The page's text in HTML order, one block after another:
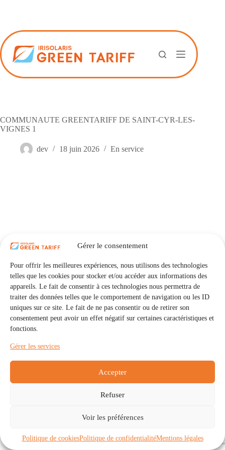
Gérer le consentement
Pour offrir les meilleures expériences, nous utilisons des technologies
telles que les cookies pour stocker et/ou accéder aux informations des
appareils. Le fait de consentir à ces technologies nous permettra de
traiter des données telles que le comportement de navigation ou les ID
uniques sur ce site. Le fait de ne pas consentir ou de retirer son
consentement peut avoir un effet négatif sur certaines caractéristiques et
fonctions.
Gérer les services
Accepter
Refuser
Voir les préférences
Politique de cookiesPolitique de confidentialitéMentions légales
COMMUNAUTE GREENTARIFF DE SAINT-CYR-LES-
VIGNES 1
dev 18 juin 2026 En service
Communautés
À propos
Politique de cookies (UE)